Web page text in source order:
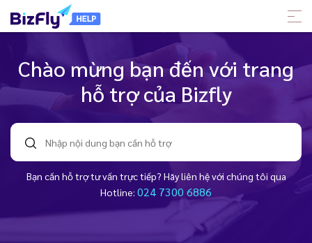
Chào mừng bạn đến với trang
hỗ trợ của Bizfly
Bạn cần hỗ trợ tư vấn trực tiếp? Hãy liên hệ với chúng tôi qua
Hotline: 024 7300 6886